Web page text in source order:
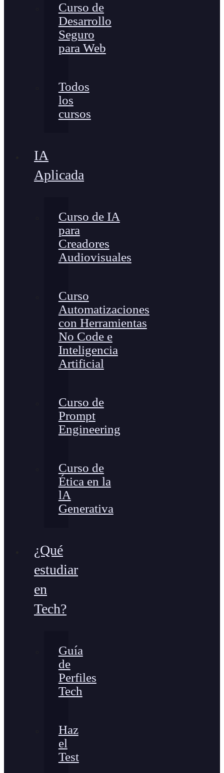
Curso de
Desarrollo
Seguro
para Web
Todos
los
cursos
IA
Aplicada
Curso de IA
para
Creadores
Audiovisuales
Curso
Automatizaciones
con Herramientas
No Code e
Inteligencia
Artificial
Curso de
Prompt
Engineering
Curso de
Ética en la
lA
Generativa
¿Qué
estudiar
en
Tech?
Guía
de
Perfiles
Tech
Haz
el
Test